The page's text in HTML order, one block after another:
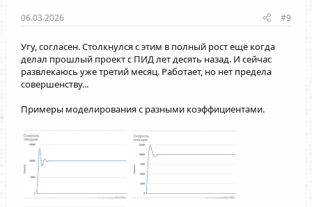
06.03.2026 #9
Угу, согласен. Столкнулся с этим в полный рост ещё когда
делал прошлый проект с ПИД лет десять назад. И сейчас
развлекаюсь уже третий месяц. Работает, но нет предела
совершенству...
Примеры моделирования с разными коэффициентами.